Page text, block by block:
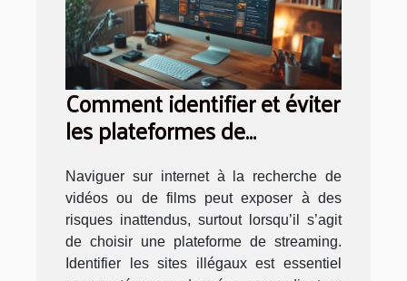
Comment identifier et éviter
les plateformes de
streaming illégales ?
Naviguer sur internet à la recherche de
vidéos ou de films peut exposer à des
risques inattendus, surtout lorsqu’il s’agit
de choisir une plateforme de streaming.
Identifier les sites illégaux est essentiel